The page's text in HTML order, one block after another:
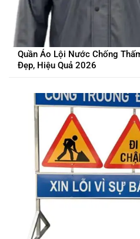
Quần Áo Lội Nước Chống
Đẹp, Hiệu Quả 2026